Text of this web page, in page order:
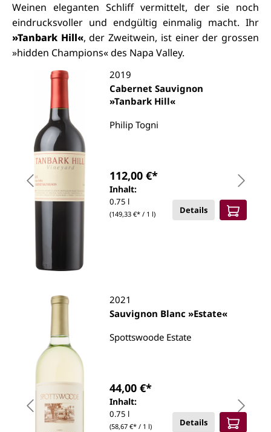
Weinen eleganten Schliff vermittelt, der sie noch
eindrucksvoller und endgültig einmalig macht. Ihr
»Tanbark Hill«, der Zweitwein, ist einer der grossen
»hidden Champions« des Napa Valley.
2019
Cabernet Sauvignon
»Tanbark Hill«
Philip Togni
Inhalt:
0.75 l
(149,33 €* / 1 l)
112,00 €*
Details
2021
Sauvignon Blanc »Estate«
Spottswoode Estate
Inhalt:
0.75 l
(58,67 €* / 1 l)
44,00 €*
Details